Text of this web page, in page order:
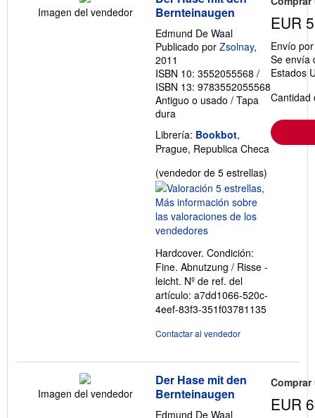
Imagen del vendedor
Bernteinaugen
Edmund De Waal
Publicado por Zsolnay,
2011
ISBN 10: 3552055568 /
ISBN 13: 9783552055568
Antiguo o usado / Tapa
dura
Librería: Bookbot,
Prague, Republica Checa
(vendedor de 5 estrellas)
Hardcover. Condición:
Fine. Abnutzung / Risse -
leicht. Nº de ref. del
artículo: a7dd1066-520c-
4eef-83f3-351f03781135
Contactar al vendedor
EUR
Envío
Se envía
Estados
Cantidad
Imagen del vendedor
Der Hase mit den
Bernteinaugen
Edmund De Waal
EUR